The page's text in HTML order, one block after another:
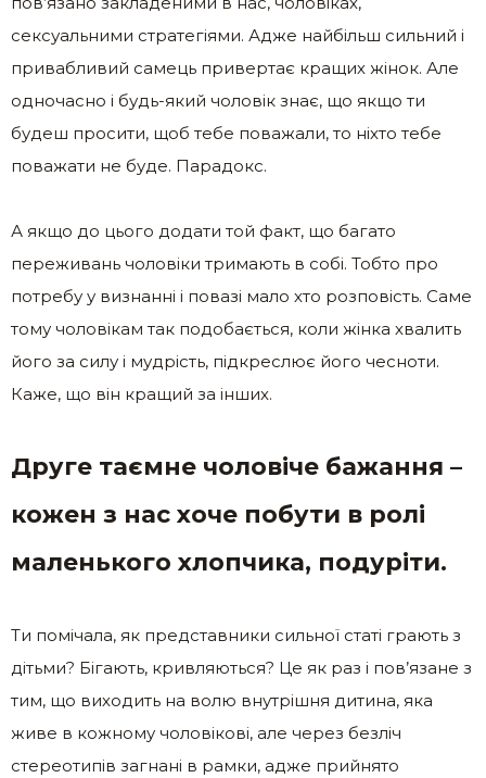
сексуальними стратегіями. Адже найбільш сильний і
привабливий самець привертає кращих жінок. Але
одночасно і будь-який чоловік знає, що якщо ти
будеш просити, щоб тебе поважали, то ніхто тебе
поважати не буде. Парадокс.
А якщо до цього додати той факт, що багато
переживань чоловіки тримають в собі. Тобто про
потребу у визнанні і повазі мало хто розповість. Саме
тому чоловікам так подобається, коли жінка хвалить
його за силу і мудрість, підкреслює його чесноти.
Каже, що він кращий за інших.
Друге таємне чоловіче бажання –
кожен з нас хоче побути в ролі
маленького хлопчика, подуріти.
Ти помічала, як представники сильної статі грають з
дітьми? Бігають, кривляються? Це як раз і пов’язане з
тим, що виходить на волю внутрішня дитина, яка
живе в кожному чоловікові, але через безліч
стереотипів загнані в рамки, адже прийнято